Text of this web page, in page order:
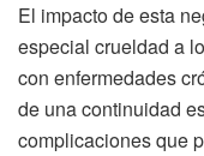
El impacto de esta
especial crueldad a
con enfermedades
de una continuidad
complicaciones que